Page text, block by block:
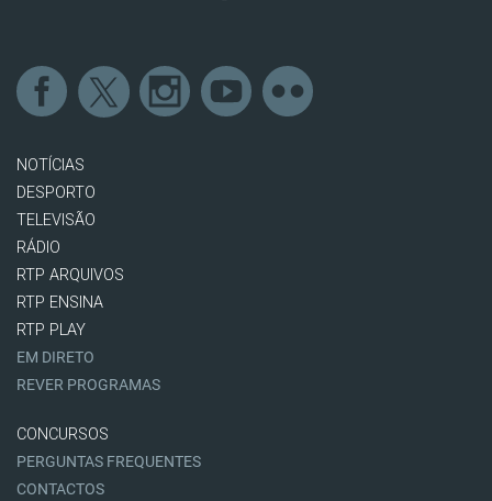
NOTÍCIAS
DESPORTO
TELEVISÃO
RÁDIO
RTP ARQUIVOS
RTP ENSINA
RTP PLAY
EM DIRETO
REVER PROGRAMAS
CONCURSOS
PERGUNTAS FREQUENTES
CONTACTOS